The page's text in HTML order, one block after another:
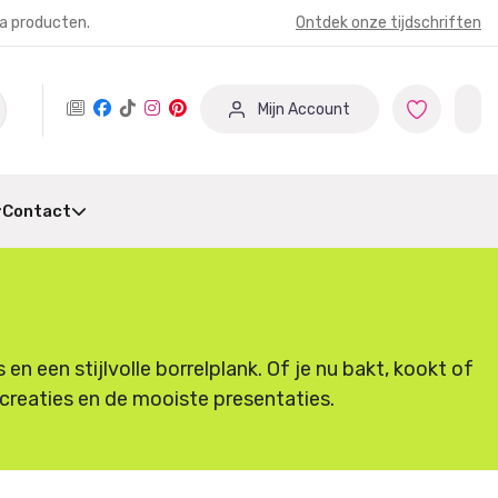
producten. Ontdek onze tijdschriften
Mijn Account
Contact
en een stijlvolle borrelplank. Of je nu bakt, kookt of
en de mooiste presentaties.